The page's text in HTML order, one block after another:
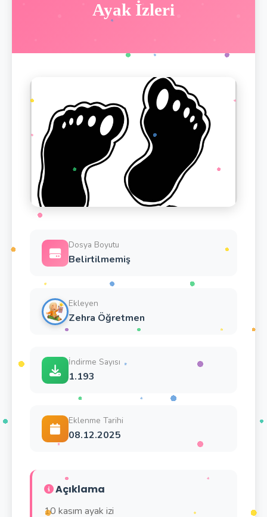
Ayak İzleri
Dosya Boyutu
Belirtilmemiş
Ekleyen
Zehra Öğretmen
İndirme Sayısı
1.193
Eklenme Tarihi
08.12.2025
Açıklama
10 kasım ayak izi